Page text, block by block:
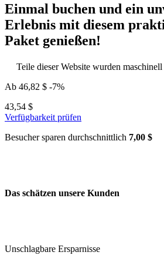
Einmal buchen und ein
Erlebnis mit diesem
Paket genießen!
Teile dieser Website wurden maschinell
Ab 46,82 $ -7%
43,54 $
Verfügbarkeit prüfen
Besucher sparen durchschnittlich 7,00 $
Das schätzen unsere Kunden
Unschlagbare Ersparnisse